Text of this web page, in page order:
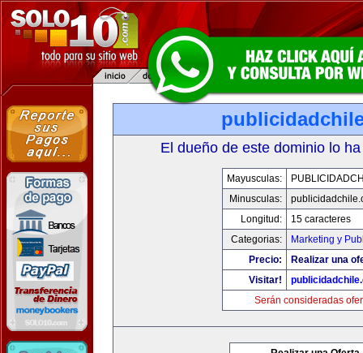
El dueño de este dominio lo
Mayusculas:
Minusculas:
Longitud:
15 caracteres
Categorias:
Marketing y
Precio:
Realizar una
Visitar!
Serán consideradas